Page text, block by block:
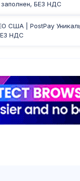
БЕЗ НДС
США | PostPay
НДС